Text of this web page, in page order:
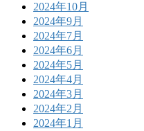
2024年10月
2024年9月
2024年7月
2024年6月
2024年5月
2024年4月
2024年3月
2024年2月
2024年1月